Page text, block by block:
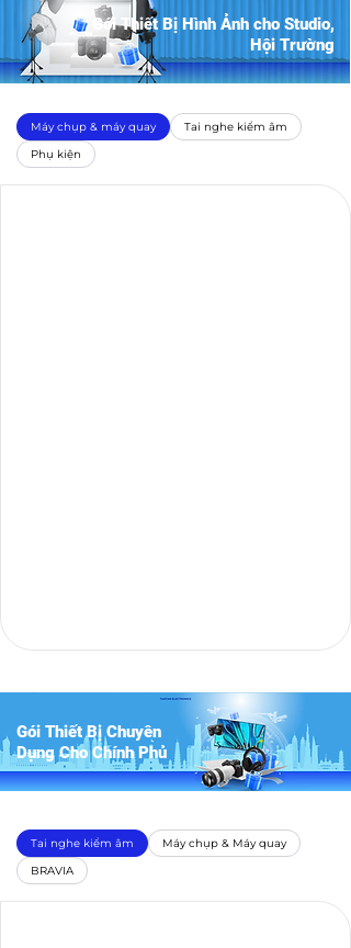
Gói Thiết Bị Hình Ảnh cho Studio,
Hội Trường
Máy chụp & máy quay
Tai nghe kiểm âm
Phụ kiện
Gói Thiết Bị Chuyên
Dụng Cho Chính Phủ
Tai nghe kiểm âm
Máy chụp & Máy quay
BRAVIA